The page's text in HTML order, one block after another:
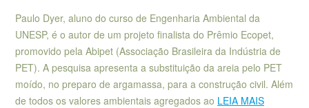
Paulo Dyer, aluno do curso de Engenharia Ambiental da
UNESP, é o autor de um projeto finalista do Prêmio Ecopet,
promovido pela Abipet (Associação Brasileira da Indústria de
PET). A pesquisa apresenta a substituição da areia pelo PET
moído, no preparo de argamassa, para a construção civil. Além
de todos os valores ambientais agregados ao LEIA MAIS